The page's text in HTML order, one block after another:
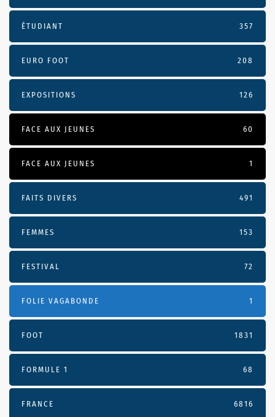
ÉTUDIANT 357
EURO FOOT 208
EXPOSITIONS 126
FACE AUX JEUNES 60
FACE AUX JEUNES 1
FAITS DIVERS 491
FEMMES 153
FESTIVAL 72
FOLIE VAGABONDE 1
FOOT 1831
FORMULE 1 68
FRANCE 6816